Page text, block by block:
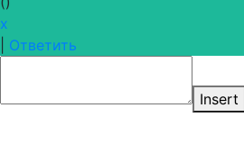
x
Ответить
Insert